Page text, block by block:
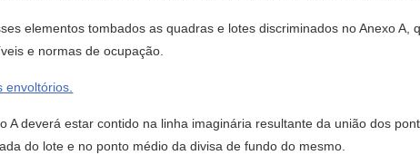
elementos tombados as quadras e lotes discriminados no Anexo A,
e normas de ocupação.
envoltórios.
A deverá estar contido na linha imaginária resultante da união dos
do lote e no ponto médio da divisa de fundo do mesmo.